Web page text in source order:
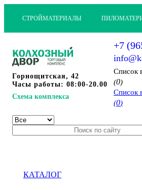
СТРОЙМАТЕРИАЛЫ
Горнощитская, 42
Часы работы: 08:00-20.00
Схема комплекса
+7
Cписок
(0)
Cписок
(0)
КАТАЛОГ